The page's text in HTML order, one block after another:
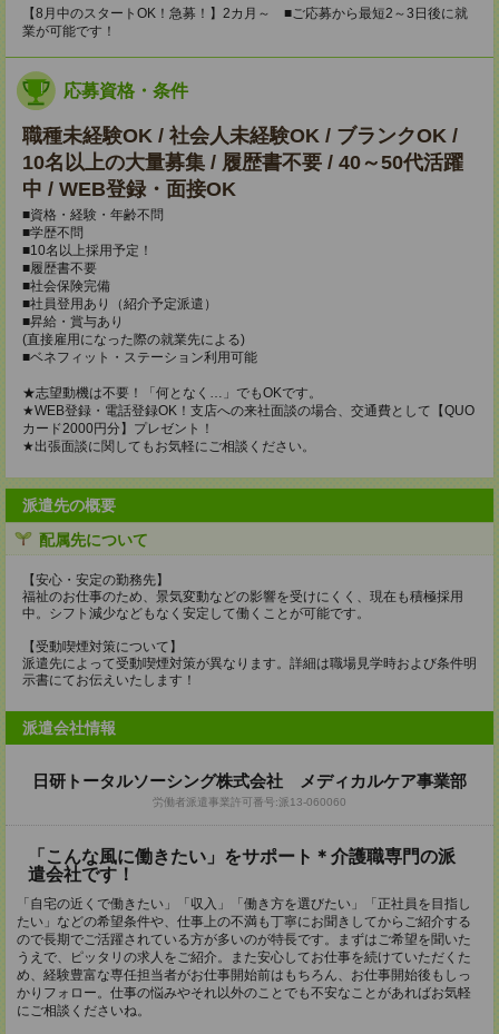
【8月中のスタートOK！急募！】2カ月～ ■ご応募から最短2～3日後に就
業が可能です！
応募資格・条件
職種未経験OK / 社会人未経験OK / ブランクOK /
10名以上の大量募集 / 履歴書不要 / 40～50代活躍
中 / WEB登録・面接OK
■資格・経験・年齢不問
■学歴不問
■10名以上採用予定！
■履歴書不要
■社会保険完備
■社員登用あり（紹介予定派遣）
■昇給・賞与あり
(直接雇用になった際の就業先による)
■ベネフィット・ステーション利用可能
★志望動機は不要！「何となく…」でもOKです。
★WEB登録・電話登録OK！支店への来社面談の場合、交通費として【QUO
カード2000円分】プレゼント！
★出張面談に関してもお気軽にご相談ください。
派遣先の概要
配属先について
【安心・安定の勤務先】
福祉のお仕事のため、景気変動などの影響を受けにくく、現在も積極採用
中。シフト減少などもなく安定して働くことが可能です。
【受動喫煙対策について】
派遣先によって受動喫煙対策が異なります。詳細は職場見学時および条件明
示書にてお伝えいたします！
派遣会社情報
日研トータルソーシング株式会社 メディカルケア事業部
労働者派遣事業許可番号:派13-060060
「こんな風に働きたい」をサポート＊介護職専門の派
遣会社です！
「自宅の近くで働きたい」「収入」「働き方を選びたい」「正社員を目指し
たい」などの希望条件や、仕事上の不満も丁寧にお聞きしてからご紹介する
ので長期でご活躍されている方が多いのが特長です。まずはご希望を聞いた
うえで、ピッタリの求人をご紹介。また安心してお仕事を続けていただくた
め、経験豊富な専任担当者がお仕事開始前はもちろん、お仕事開始後もしっ
かりフォロー。仕事の悩みやそれ以外のことでも不安なことがあればお気軽
にご相談くださいね。